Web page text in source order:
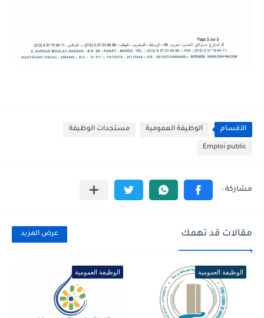
الأقسام الوظيفة العمومية مستجدات الوظيفة
Emploi public
مقالات قد تهمك عرض المزيد
الوظيفة العمومية الوظيفة العمومية